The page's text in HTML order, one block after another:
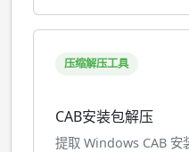
压缩解压工具
CAB安装包解压
提取 Windows CAB 安